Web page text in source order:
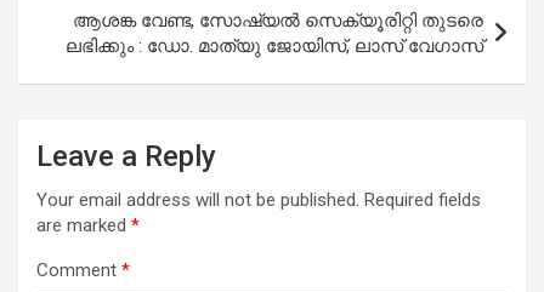
ആശങ്ക വേണ്ട, സോഷ്യൽ സെക്യൂരിറ്റി തുടരെ
ലഭിക്കും : ഡോ. മാത്യു ജോയിസ്, ലാസ്‌ വേഗാസ്
Leave a Reply
Your email address will not be published. Required fields
are marked *
Comment *